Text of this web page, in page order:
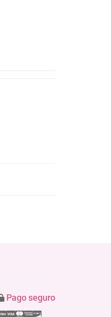
Pago seguro
Stripe
VisaMastercard
American Express
Discover